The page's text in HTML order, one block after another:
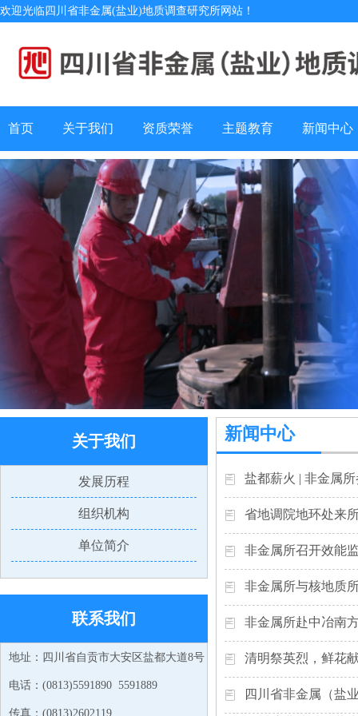
欢迎光临四川省非金属(盐业)地质调查研究所网站！
首页 关于我们 资质荣誉 主题教育 新闻中心
关于我们
发展历程
组织机构
单位简介
联系我们
地址：四川省自贡市大安区盐都大道8号
电话：(0813)5591890 5591889
传真：(0813)2602119
新闻中心
盐都薪火 | 非金属
省地调院地环处来
非金属所召开效能
非金属所与核地质
非金属所赴中冶南
清明祭英烈，鲜花
四川省非金属（盐